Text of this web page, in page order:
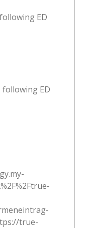
ED
following ED
true-